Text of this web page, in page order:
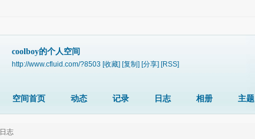
coolboy的个人空间
http://www.cfluid.com/?8503 [收藏] [复制] [分享] [RSS]
空间首页 动态 记录 日志 相册 主题
日志